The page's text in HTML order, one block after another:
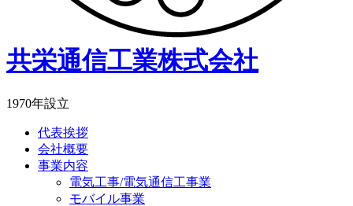
共栄通信工業株式会社
1970年設立
代表挨拶
会社概要
事業内容
電気工事/電気通信工事業
モバイル事業